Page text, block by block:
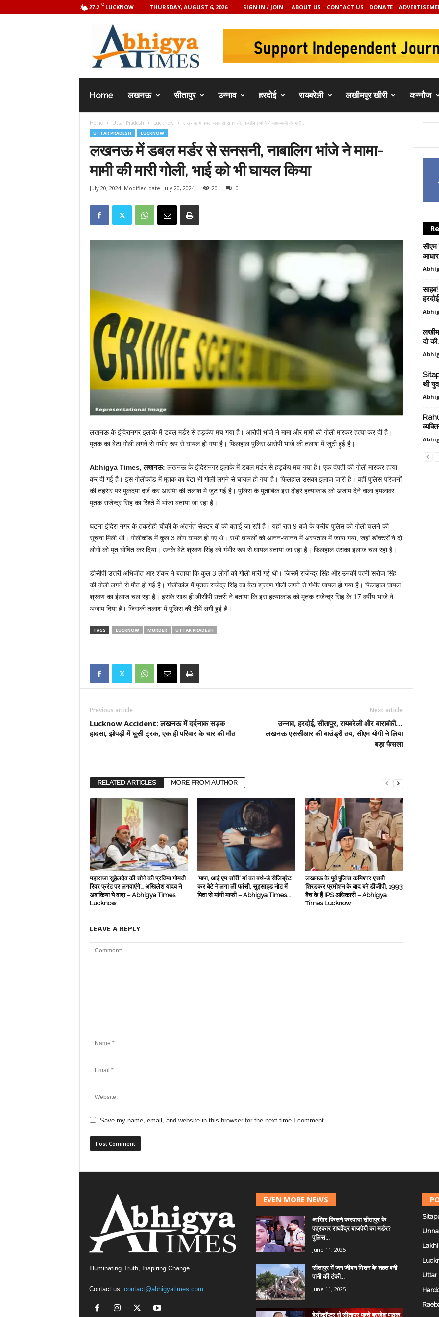
27.2 C LUCKNOW THURSDAY, AUGUST 6, 2026 SIGN IN / JOIN ABOUT US CONTACT US DONATE
Home लखनऊ सीतापुर उन्नाव हरदोई रायबरेली लखीमपुर खीरी कन्नौज
Home Uttar Pradesh Lucknow लखनऊ में डबल मर्डर से सनसनी, नाबालिग भांजे ने मामा-मामी की मारी...
UTTAR PRADESH LUCKNOW
लखनऊ में डबल मर्डर से सनसनी, नाबालिग भांजे ने मामा-
मामी की मारी गोली, भाई को भी घायल किया
July 20, 2024 Modified date: July 20, 2024 20 0
लखनऊ के इंदिरानगर इलाके में डबल मर्डर से हड़कंप मच गया है। आरोपी भांजे ने मामा और मामी की गोली मारकर हत्या कर दी है।
मृतक का बेटा गोली लगने से गंभीर रूप से घायल हो गया है। फिलहाल पुलिस आरोपी भांजे की तलाश में जुटी हुई है।
Abhigya Times, लखनऊ: लखनऊ के इंदिरानगर इलाके में डबल मर्डर से हड़कंप मच गया है। एक दंपती की गोली मारकर हत्या
कर दी गई है। इस गोलीकांड में मृतक का बेटा भी गोली लगने से घायल हो गया है। फिलहाल उसका इलाज जारी है। वहीं पुलिस परिजनों
की तहरीर पर मुकदमा दर्ज कर आरोपी की तलाश में जुट गई है। पुलिस के मुताबिक इस दोहरे हत्याकांड को अंजाम देने वाला हमलावर
मृतक राजेन्द्र सिंह का रिश्ते में भांजा बताया जा रहा है।
घटना इंदिरा नगर के तकरोही चौकी के अंतर्गत सेक्टर बी की बताई जा रही है। यहां रात 9 बजे के करीब पुलिस को गोली चलने की
सूचना मिली थी। गोलीकांड में कुल 3 लोग घायल हो गए थे। सभी घायलों को आनन-फानन में अस्पताल में जाया गया, जहां डॉक्टरों ने दो
लोगों को मृत घोषित कर दिया। उनके बेटे श्रवण सिंह को गंभीर रूप से घायल बताया जा रहा है। फिलहाल उसका इलाज चल रहा है।
डीसीपी उत्तरी अभिजीत आर शंकर ने बताया कि कुल 3 लोगों को गोली मारी गई थी। जिसमें राजेन्द्र सिंह और उनकी पत्नी सरोज सिंह
की गोली लगने से मौत हो गई है। गोलीकांड में मृतक राजेंद्र सिंह का बेटा श्रवण गोली लगने से गंभीर घायल हो गया है। फिलहाल घायल
श्रवण का ईलाज चल रहा है। इसके साथ ही डीसीपी उत्तरी ने बताया कि इस हत्याकांड को मृतक राजेन्द्र सिंह के 17 वर्षीय भांजे ने
अंजाम दिया है। जिसकी तलाश में पुलिस की टीमें लगी हुई है।
TAGS LUCKNOW MURDER UTTAR PRADESH
Previous article
Lucknow Accident: लखनऊ में दर्दनाक सड़क
हादसा, झोपड़ी में घुसी ट्रक, एक ही परिवार के चार की मौत
Next article
उन्नाव, हरदोई, सीतापुर, रायबरेली और बाराबंकी…
लखनऊ एससीआर की बाउंड्री तय, सीएम योगी ने लिया
बड़ा फैसला
RELATED ARTICLES MORE FROM AUTHOR
महाराजा सुहेलदेव की सोने की प्रतिमा गोमती
रिवर फ्रंट पर लगवाएंगे… अखिलेश यादव ने
अब किया ये वादा – Abhigya Times
Lucknow
‘पापा, आई एम सॉरी’ मां का बर्थ-डे सेलिब्रेट
कर बेटे ने लगा ली फांसी, सुइसाइड नोट में
पिता से मांगी माफी – Abhigya Times...
लखनऊ के पूर्व पुलिस कमिश्नर एसबी
शिरडकर प्रमोशन के बाद बने डीजीपी, 1993
बैच के हैं IPS अधिकारी – Abhigya
Times Lucknow
LEAVE A REPLY
Save my name, email, and website in this browser for the next time I comment.
सीएम
दो
थी
Illuminating Truth, Inspiring Change
Contact us: contact@abhigyatimes.com
EVEN MORE NEWS
आखिर किसने करवाया सीतापुर के
पत्रकार राघवेंद्र बाजपेयी का मर्डर?
पुलिस...
June 11, 2025
सीतापुर में जन जीवन मिशन के तहत बनी
पानी की टंकी...
June 11, 2025
हेलीकॉप्टर से सीतापुर पहुंचे ब्रजेश पाठक,
Uttar